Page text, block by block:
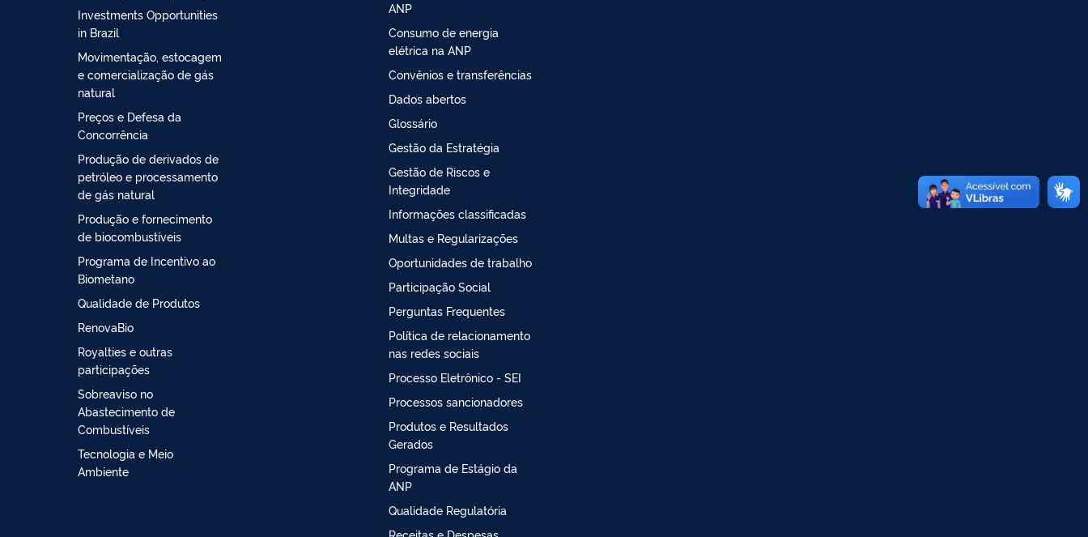
Investments Opportunities
in Brazil
Movimentação, estocagem
e comercialização de gás
natural
Preços e Defesa da
Concorrência
Produção de derivados de
petróleo e processamento
de gás natural
Produção e fornecimento
de biocombustíveis
Programa de Incentivo ao
Biometano
Qualidade de Produtos
RenovaBio
Royalties e outras
participações
Sobreaviso no
Abastecimento de
Combustíveis
Tecnologia e Meio
Ambiente
ANP
Consumo de energia
elétrica na ANP
Convênios e transferências
Dados abertos
Glossário
Gestão da Estratégia
Gestão de Riscos e
Integridade
Informações classificadas
Multas e Regularizações
Oportunidades de trabalho
Participação Social
Perguntas Frequentes
Política de relacionamento
nas redes sociais
Processo Eletrônico - SEI
Processos sancionadores
Produtos e Resultados
Gerados
Programa de Estágio da
ANP
Qualidade Regulatória